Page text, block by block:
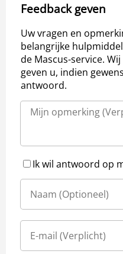
Feedback geven
Uw vragen en
belangrijke
de Mascus-service.
geven u, indien
antwoord.
Ik wil antwoord op